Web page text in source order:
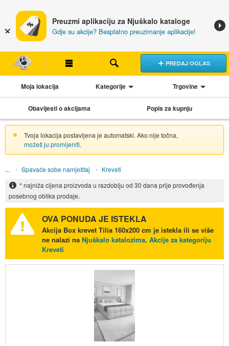
Preuzmi aplikaciju za Njuškalo kataloge
Gdje su akcije? Besplatno preuzimanje aplikacije!
PREDAJ OGLAS
Moja lokacija Kategorije Trgovine
Obavijesti o akcijama Popis za kupnju
Tvoja lokacija postavljena je automatski. Ako nije točna,
možeš ju promijeniti.
Spavaće sobe namještaj
Kreveti
* najniža cijena proizvoda u razdoblju od 30 dana prije provođenja
posebnog oblika prodaje.
OVA PONUDA JE ISTEKLA
Akcija Box krevet Tilia 160x200 cm je istekla ili se više
ne nalazi na Njuškalo katalozima. Akcije za kategoriju
Kreveti